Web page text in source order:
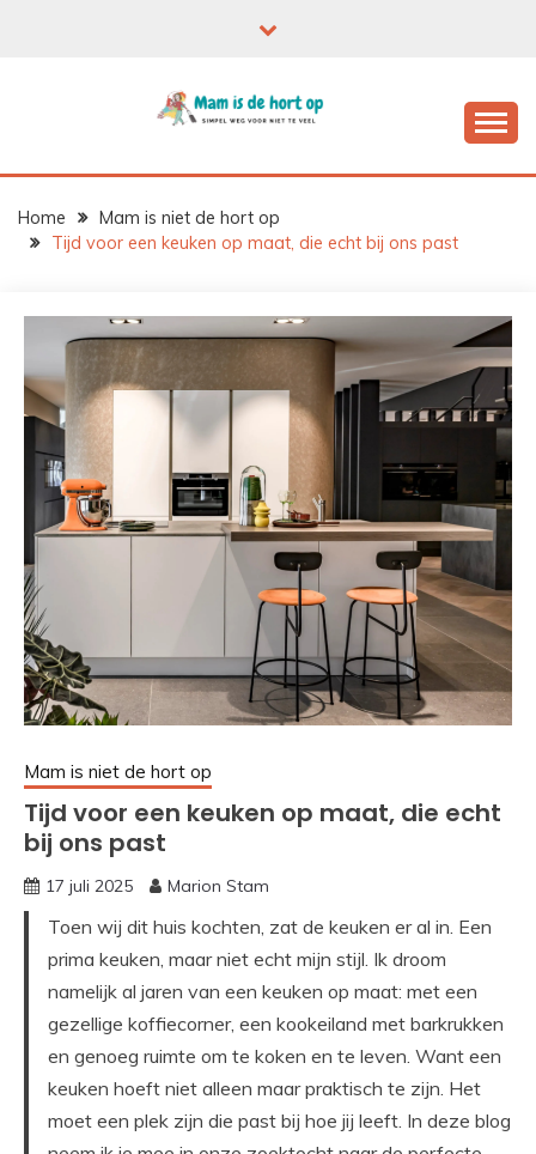
Home
Mam is niet de hort op
Tijd voor een keuken op maat, die echt bij ons past
Mam is niet de hort op
Tijd voor een keuken op maat, die echt
bij ons past
17 juli 2025 Marion Stam
Toen wij dit huis kochten, zat de keuken er al in. Een
prima keuken, maar niet echt mijn stijl. Ik droom
namelijk al jaren van een keuken op maat: met een
gezellige koffiecorner, een kookeiland met barkrukken
en genoeg ruimte om te koken en te leven. Want een
keuken hoeft niet alleen maar praktisch te zijn. Het
moet een plek zijn die past bij hoe jij leeft. In deze blog